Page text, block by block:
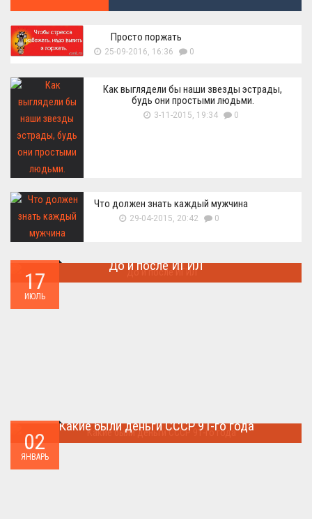
Просто поржать
25-09-2016, 16:36 0
Как выглядели бы наши звезды эстрады,
будь они простыми людьми.
3-11-2015, 19:34 0
Что должен знать каждый мужчина
29-04-2015, 20:42 0
17
ИЮЛЬ
До и после ИГИЛ
02
ЯНВАРЬ
Какие были деньги СССР 91-го года